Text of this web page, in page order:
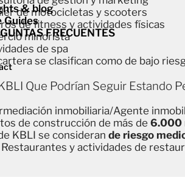
& blog
Guides
FRECUENTES
de motocicletas y scooters
de fitness y actividades físicas
minorista
de spa
se clasifican como de bajo
Que Podrían Seguir Estando
inmobiliaria/Agente
de construcción de más de 6.000
KBLI se consideran de riesgo
Restaurantes y actividades de